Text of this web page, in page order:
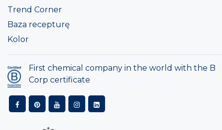
Trend Corner
Baza recepturę
Kolor
First chemical company in the world with the B
Corp certificate